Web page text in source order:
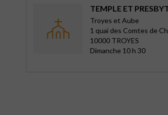
TEMPLE ET
Troyes et Aube
1 quai des Comtes de
10000 TROYES
Dimanche 10 h 30